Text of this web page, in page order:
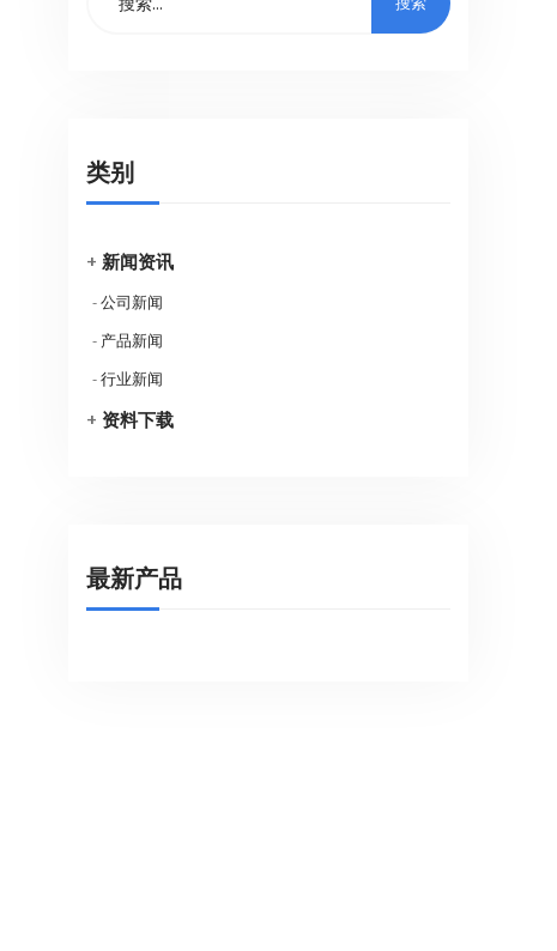
类别
+ 新闻资讯
-公司新闻
- 产品新闻
-行业新闻
+ 资料下载
最新产品